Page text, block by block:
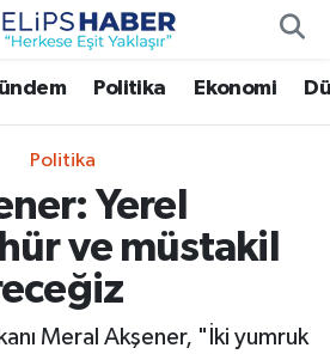
Politika Ekonomi
Politika
Yerel
ve müstakil
Meral Akşener, "İki yumruk
ve Fikstür